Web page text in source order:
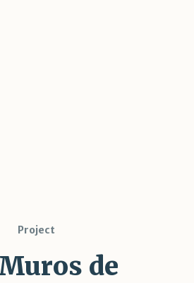
Project
de